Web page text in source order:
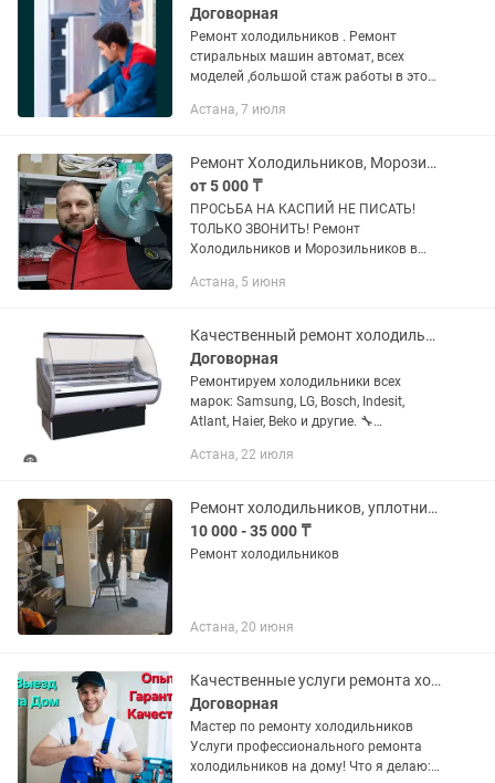
Договорная
Ремонт холодильников . Ремонт
стиральных машин автомат, всех
моделей ,большой стаж работы в этой
Астана, 7 июля
Ремонт Холодильников, Морозильников, Холодильных Витрин и Ларей
от 5 000 ₸
ПРОСЬБА НА КАСПИЙ НЕ ПИСАТЬ!
ТОЛЬКО ЗВОНИТЬ! Ремонт
Холодильников и Морозильников в
Винных Шкафов, Холодильных Витрин,
Холодильников и...
Астана, 5 июня
Качественный ремонт холодильников и морозильников Астана
Договорная
Ремонтируем холодильники всех
марок: Samsung, LG, Bosch, Indesit,
Atlant, Haier, Beko и другие. 🔧
не включается; течёт вода; сильный
Астана, 22 июля
Ремонт холодильников, уплотнительные резинки на холодильники и морозильники
10 000 - 35 000 ₸
Ремонт холодильников
Астана, 20 июня
Качественные услуги ремонта холодильного и морозильного оборудования
Договорная
Мастер по ремонту холодильников
Услуги профессионального ремонта
холодильников на дому! Что я делаю: -